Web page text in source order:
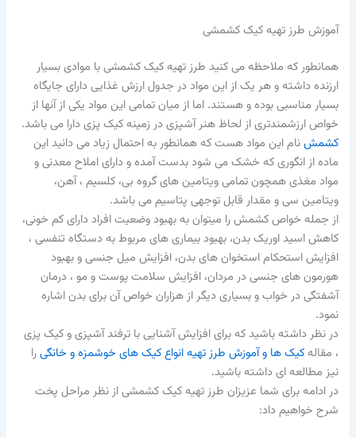
آموزش طرز تهیه کیک کشمشی
همانطور که ملاحظه می کنید طرز تهیه کیک کشمشی با موادی بسیار
ارزنده داشته و هر یک از این مواد در جدول ارزش غذایی دارای جایگاه
بسیار مناسبی بوده و هستند. اما از میان تمامی این مواد یکی از آنها از
خواص ارزشمندتری از لحاظ هنر آشپزی در زمینه کیک پزی دارا می باشد.
کشمشنام این مواد هست که همانطور به احتمال زیاد می دانید این
ماده از انگوری که خشک می شود بدست آمده و دارای املاح معدنی و
مواد مغذی همچون تمامی ویتامین های گروه بی، کلسیم ، آهن،
ویتامین سی و مقدار قابل توجهی پتاسیم می باشد.
از جمله خواص کشمش را میتوان به بهبود وضعیت افراد دارای کم خونی،
کاهش اسید اوریک بدن، بهبود بیماری های مربوط به دستگاه تنفسی ،
افزایش استحکام استخوان های بدن، افزایش میل جنسی و بهبود
هورمون های جنسی در مردان، افزایش سلامت پوست و مو ، درمان
آشفتگی در خواب و بسیاری دیگر از هزاران خواص آن برای بدن اشاره
نمود.
در نظر داشته باشید که برای افزایش آشنایی با ترفند آشپزی و کیک پزی
، مقالهکیک ها و آموزش طرز تهیه انواع کیک های خوشمزه و خانگیرا
نیز مطالعه ای داشته باشید.
در ادامه برای شما عزیزان طرز تهیه کیک کشمشی از نظر مراحل پخت
شرح خواهیم داد: